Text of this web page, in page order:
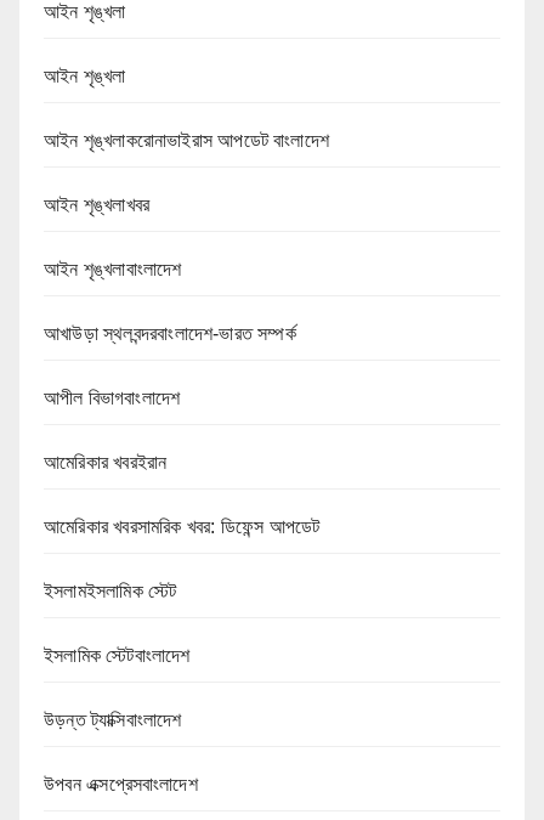
আইন শৃঙ্খলা
আইন শৃঙ্খলা
আইন শৃঙ্খলাকরোনাভাইরাস আপডেট বাংলাদেশ
আইন শৃঙ্খলাখবর
আইন শৃঙ্খলাবাংলাদেশ
আখাউড়া স্থলবন্দরবাংলাদেশ-ভারত সম্পর্ক
আপীল বিভাগবাংলাদেশ
আমেরিকার খবরইরান
আমেরিকার খবরসামরিক খবর: ডিফেন্স আপডেট
ইসলামইসলামিক স্টেট
ইসলামিক স্টেটবাংলাদেশ
উড়ন্ত ট্যাক্সিবাংলাদেশ
উপবন এক্সপ্রেসবাংলাদেশ